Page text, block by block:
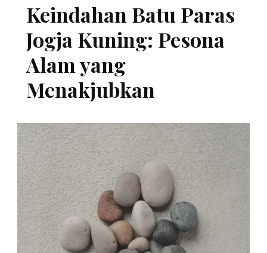
Keindahan Batu Paras
Jogja Kuning: Pesona
Alam yang
Menakjubkan